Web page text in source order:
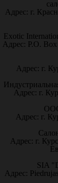
Адрес: г.
Exotic
Адрес: P.O.
Адрес: г.
Адрес: г.
Адрес: г.
Адрес: г.
SIA
Адрес: